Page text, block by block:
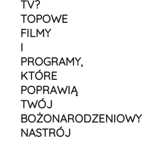
TV?
TOPOWE
FILMY
I
PROGRAMY,
KTÓRE
POPRAWIĄ
TWÓJ
BOŻONARODZENIOWY
NASTRÓJ